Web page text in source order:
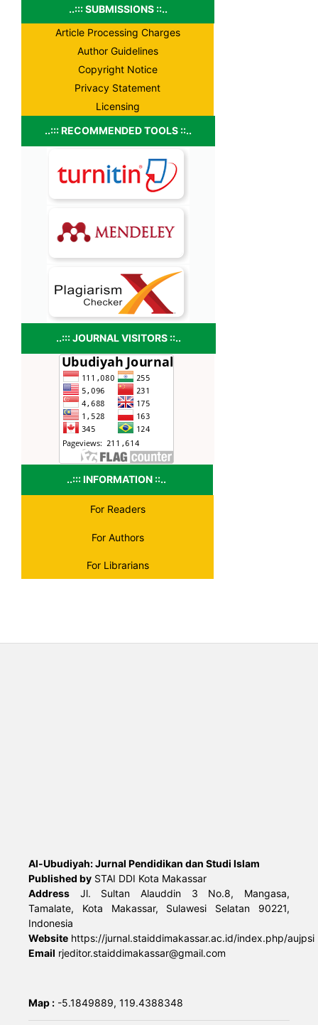
..::: SUBMISSIONS ::..
Article Processing Charges
Author Guidelines
Copyright Notice
Privacy Statement
Licensing
..::: RECOMMENDED TOOLS ::..
..::: JOURNAL VISITORS ::..
..::: INFORMATION ::..
For Readers
For Authors
For Librarians
Al-Ubudiyah: Jurnal Pendidikan dan Studi Islam
Published bySTAI DDI Kota Makassar
AddressJl. Sultan Alauddin 3 No.8, Mangasa,
Tamalate, Kota Makassar, Sulawesi Selatan 90221,
Indonesia
Website https://jurnal.staiddimakassar.ac.id/index.php/aujpsi
Email rjeditor.staiddimakassar@gmail.com
Map : -5.1849889, 119.4388348